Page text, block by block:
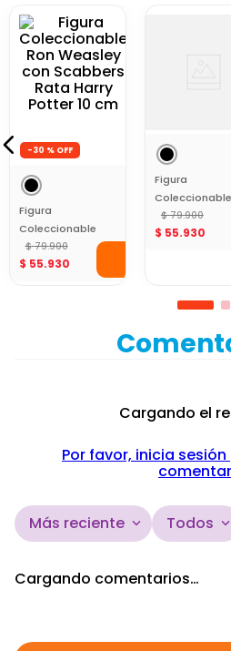
Figura
Coleccionable
Ron Weasley
con Scabbers
Rata Harry
Potter 10 cm
$ 79.900
$55.930
Figura
Coleccionable
Hermione con
Crookshanks
$ 79.900
$ 55.930
0 Calificación promedio
Por favor, inicia
Más reciente Todos
No hay comentarios.